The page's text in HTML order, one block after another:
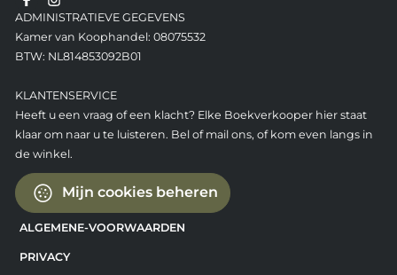
ADMINISTRATIEVE GEGEVENS
Kamer van Koophandel: 08075532
BTW: NL814853092B01
KLANTENSERVICE
Heeft u een vraag of een klacht? Elke Boekverkooper hier staat
klaar om naar u te luisteren. Bel of mail ons, of kom even langs in
de winkel.
Mijn cookies beheren
ALGEMENE-VOORWAARDEN
PRIVACY